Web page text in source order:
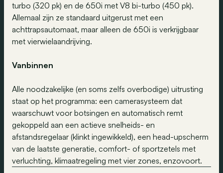
turbo (320 pk) en de 650i met V8 bi-turbo (450 pk).
Allemaal zijn ze standaard uitgerust met een
achttrapsautomaat, maar alleen de 650i is verkrijgbaar
met vierwielaandrijving.
Vanbinnen
Alle noodzakelijke (en soms zelfs overbodige) uitrusting
staat op het programma: een camerasysteem dat
waarschuwt voor botsingen en automatisch remt
gekoppeld aan een actieve snelheids- en
afstandsregelaar (klinkt ingewikkeld), een head-upscherm
van de laatste generatie, comfort- of sportzetels met
verluchting, klimaatregeling met vier zones, enzovoort.